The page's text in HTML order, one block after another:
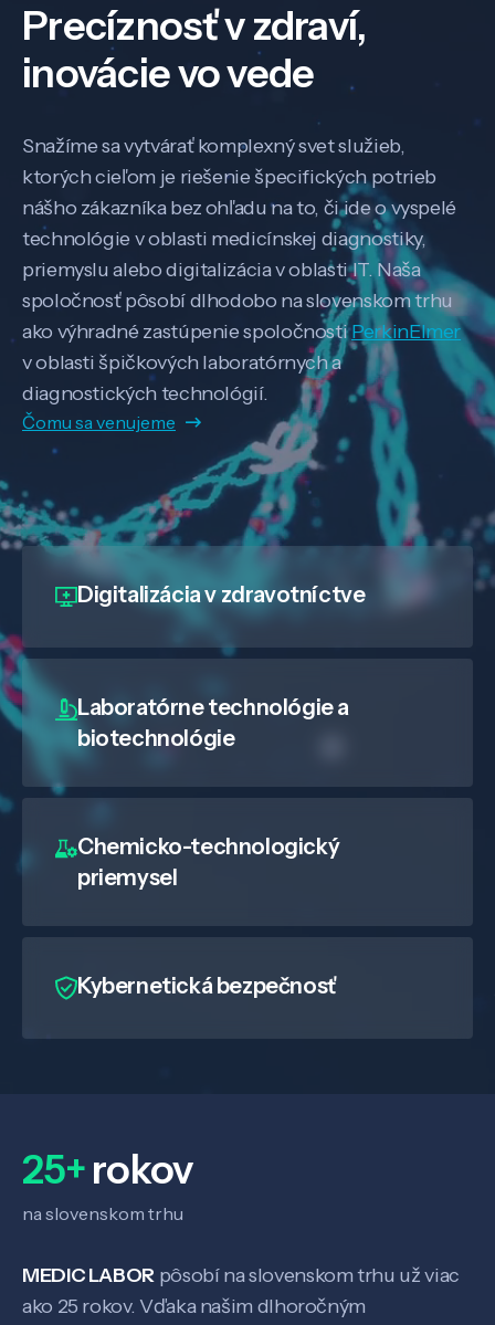
Veda a výskum
Precíznosť v zdraví,
inovácie vo vede
Snažíme sa vytvárať komplexný svet služieb,
ktorých cieľom je riešenie špecifických potrieb
nášho zákazníka bez ohľadu na to, či ide o vyspelé
technológie v oblasti medicínskej diagnostiky,
priemyslu alebo digitalizácia v oblasti IT. Naša
spoločnosť pôsobí dlhodobo na slovenskom trhu
ako výhradné zastúpenie spoločnostiPerkinElmer
v oblasti špičkových laboratórnych a
diagnostických technológií.
Čomu sa venujeme
Digitalizáciav zdravotníctve
Laboratórne technológie a
biotechnológie
Chemicko-technologický
priemysel
Kybernetická bezpečnosť
25+rokov
na slovenskom trhu
MEDIC LABOR pôsobí na slovenskom trhu už viac
ako 25 rokov. Vďaka našim dlhoročným